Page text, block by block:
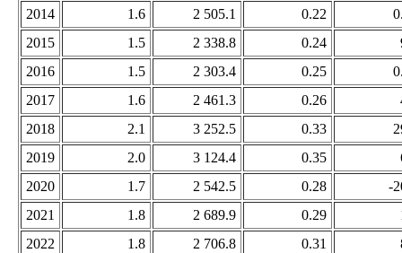
2014
1.6 2 505.1 0.22
2015
1.5 2 338.8 0.24
2016
1.5 2 303.4 0.25
2017
1.6 2 461.3 0.26
2018
2.1 3 252.5 0.33
2019
2.0 3 124.4 0.35
2020
1.7 2 542.5 0.28
-
2021
1.8 2 689.9 0.29
2022
1.8 2 706.8 0.31